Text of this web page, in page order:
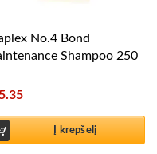
No.4 Bond
Shampoo 250
Į krepšelį